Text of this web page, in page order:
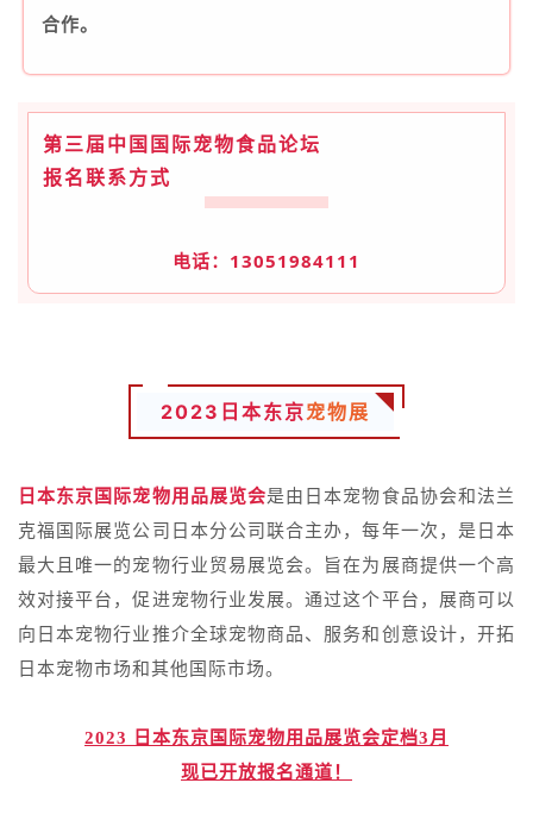
合作。
第三届中国国际宠物食品论坛
报名联系方式
电话：13051984111
2023日本东京宠物展
日本东京国际宠物用品展览会是由日本宠物食品协会和法兰
克福国际展览公司日本分公司联合主办，每年一次，是日本
最大且唯一的宠物行业贸易展览会。旨在为展商提供一个高
效对接平台，促进宠物行业发展。通过这个平台，展商可以
向日本宠物行业推介全球宠物商品、服务和创意设计，开拓
日本宠物市场和其他国际市场。
2023 日本东京国际宠物用品展览会定档3月
现已开放报名通道！